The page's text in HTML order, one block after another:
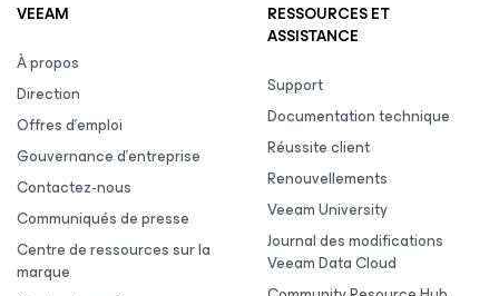
VEEAM
À propos
Direction
Offres d’emploi
Gouvernance d’entreprise
Contactez-nous
Communiqués de presse
Centre de ressources sur la
marque
RESSOURCES ET
ASSISTANCE
Support
Documentation technique
Réussite client
Renouvellements
Veeam University
Journal des modifications
Veeam Data Cloud